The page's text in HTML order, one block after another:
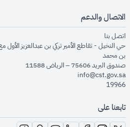
الاتصال والدعم
اتصل بنا
حي النخيل - تقاطع الأمير تركي بن عبدالعزيز الأول
بن محمد
صندوق البريد 75606 – الرياض 11588
info@cst.gov.sa
19966
تابعنا على